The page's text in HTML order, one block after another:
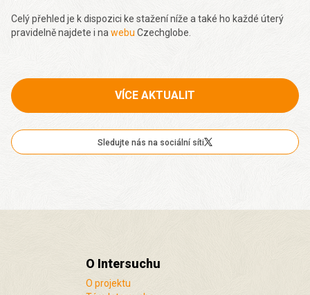
Celý přehled je k dispozici ke stažení níže a také ho každé úterý
pravidelně najdete i na webu Czechglobe.
VÍCE AKTUALIT
Sledujte nás na sociální síti
O Intersuchu
O projektu